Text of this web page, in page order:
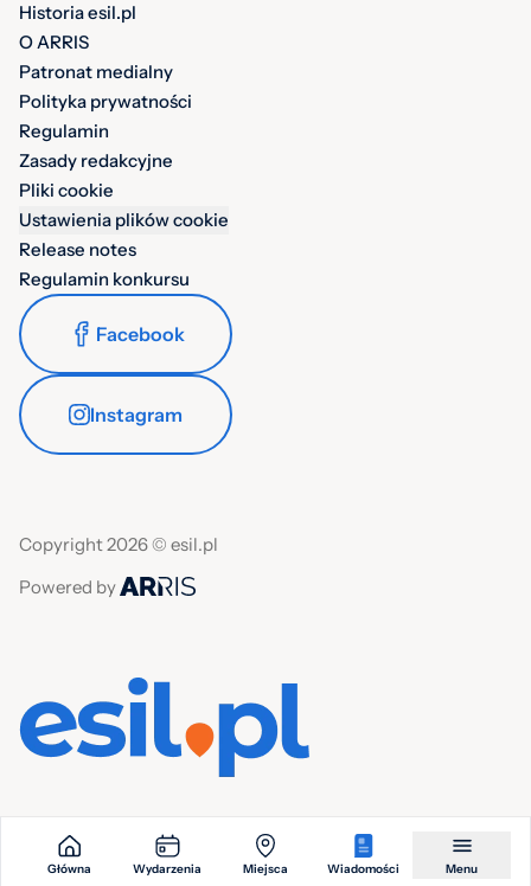
Historia esil.pl
O ARRIS
Patronat medialny
Polityka prywatności
Regulamin
Zasady redakcyjne
Pliki cookie
Ustawienia plików cookie
Release notes
Regulamin konkursu
Facebook
Instagram
Copyright 2026 © esil.pl
Powered by
Główna Wydarzenia Miejsca Wiadomości Menu